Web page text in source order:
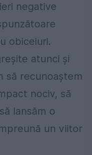
negative
obiceiuri.
atunci și
să recunoaștem
nociv, să
lansăm o
un viitor